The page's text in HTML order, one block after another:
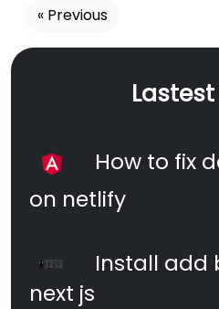
« Previous
Lastest
How to fix
on netlify
Install add
next js